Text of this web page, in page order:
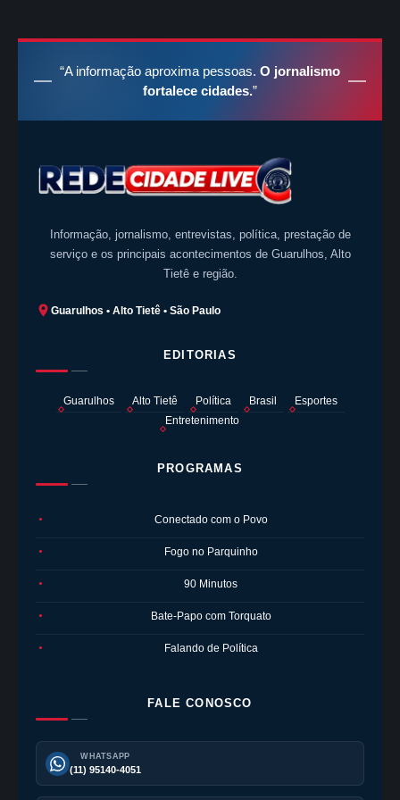
“A informação aproxima pessoas. O jornalismo
fortalece cidades.”
Informação, jornalismo, entrevistas, política, prestação de
serviço e os principais acontecimentos de Guarulhos, Alto
Tietê e região.
Guarulhos • Alto Tietê • São Paulo
EDITORIAS
Guarulhos Alto Tietê Política Brasil
Esportes
Entretenimento
PROGRAMAS
● Conectado com o Povo
● Fogo no Parquinho
● 90 Minutos
● Bate-Papo com Torquato
● Falando de Política
FALE CONOSCO
WHATSAPP
(11) 95140-4051